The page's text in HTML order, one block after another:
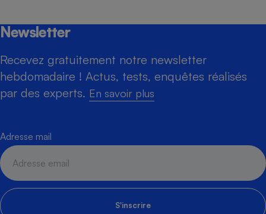
Newsletter
Recevez gratuitement notre newsletter
hebdomadaire ! Actus, tests, enquêtes réalisés
par des experts. En savoir plus
Adresse mail
S'inscrire